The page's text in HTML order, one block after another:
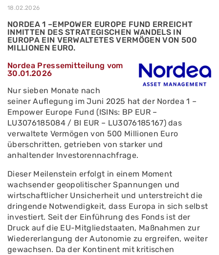
18.02.2026
NORDEA 1 –EMPOWER EUROPE FUND ERREICHT
INMITTEN DES STRATEGISCHEN WANDELS IN
EUROPA EIN VERWALTETES VERMÖGEN VON 500
MILLIONEN EURO.
Nordea Pressemitteilung vom
30.01.2026
Nur sieben Monate nach
seiner Auflegung im Juni 2025 hat der Nordea 1 –
Empower Europe Fund (ISINs: BP EUR –
LU3076185084 / BI EUR – LU3076185167) das
verwaltete Vermögen von 500 Millionen Euro
überschritten, getrieben von starker und
anhaltender Investorennachfrage.
Dieser Meilenstein erfolgt in einem Moment
wachsender geopolitischer Spannungen und
wirtschaftlicher Unsicherheit und unterstreicht die
dringende Notwendigkeit, dass Europa in sich selbst
investiert. Seit der Einführung des Fonds ist der
Druck auf die EU-Mitgliedstaaten, Maßnahmen zur
Wiedererlangung der Autonomie zu ergreifen, weiter
gewachsen. Da der Kontinent mit kritischen